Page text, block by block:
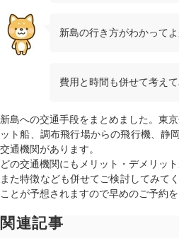
新島の行き方がわかってよ
費用と時間も併せて考えて
新島への交通手段をまとめました。東
ット船、調布飛行場からの飛行機、静
交通機関があります。
どの交通機関にもメリット・デメリッ
また特徴なども併せてご検討してみて
ことが予想されますので早めのご予約を
関連記事